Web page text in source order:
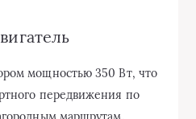
мощностью 350 Вт, что
передвижения по